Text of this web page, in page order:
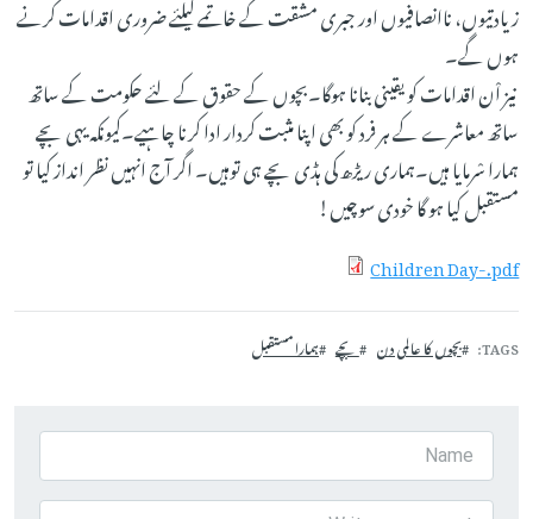
زیادتیوں، ناانصافیوں اور جبری مشقت کے خاتمے کیلئے ضروری اقدامات کرنے
ہوں گے۔
نیز اْن اقدامات کو یقینی بنانا ہوگا۔بچوں کے حقوق کے لئے حکومت کے ساتھ
ساتھ معاشرے کے ہر فرد کو بھی اپنا مثبت کردار ادا کرنا چاہیے۔کیونکہ یہی بچے
ہمارا سْرمایا ہیں۔ہماری ریڑھ کی ہڈی بچے ہی توہیں۔ اگر آج انہیں نظر انداز کیا تو
مستقبل کیا ہو گا خودی سوچیں!
Children Day-.pdf
TAGS بچوں کا عالمی دن بچے ہمارا مستقبل